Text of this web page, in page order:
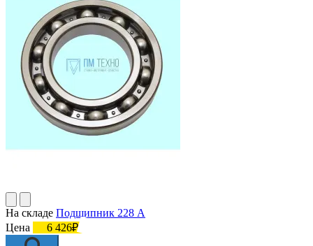
На складе Подшипник 228 А
Цена
6 426₽